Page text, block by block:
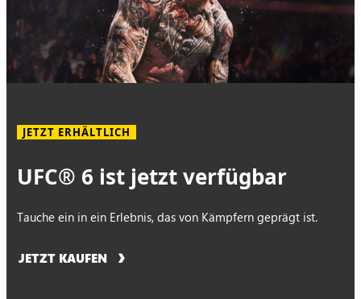
JETZT ERHÄLTLICH
UFC® 6 ist jetzt verfügbar
Tauche ein in ein Erlebnis, das von Kämpfern geprägt ist.
JETZT KAUFEN